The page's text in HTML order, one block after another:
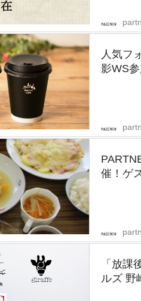
人気フ
影WS
催！ゲ
「放課
ルズ 野